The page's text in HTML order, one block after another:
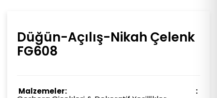
Düğün-Açılış-Nikah Çelenk
FG608
Malzemeler: